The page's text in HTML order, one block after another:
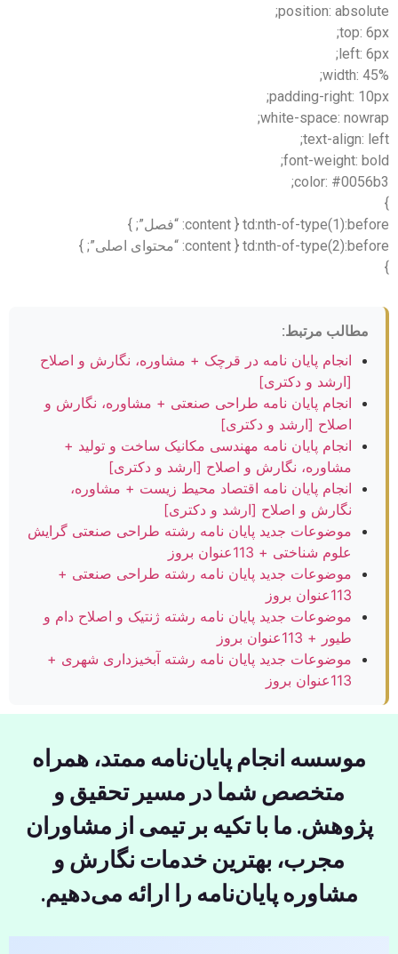
position: absolute;
top: 6px;
left: 6px;
width: 45%;
padding-right: 10px;
white-space: nowrap;
text-align: left;
font-weight: bold;
color: #0056b3;
}
td:nth-of-type(1):before { content: “فصل”; }
td:nth-of-type(2):before { content: “محتوای اصلی”; }
}
مطالب مرتبط:
انجام پایان نامه در قرچک + مشاوره، نگارش و اصلاح
[ارشد و دکتری]
انجام پایان نامه طراحی صنعتی + مشاوره، نگارش و
اصلاح [ارشد و دکتری]
انجام پایان نامه مهندسی مکانیک ساخت و تولید +
مشاوره، نگارش و اصلاح [ارشد و دکتری]
انجام پایان نامه اقتصاد محیط زیست + مشاوره،
نگارش و اصلاح [ارشد و دکتری]
موضوعات جدید پایان نامه رشته طراحی صنعتی گرایش
علوم شناختی + 113عنوان بروز
موضوعات جدید پایان نامه رشته طراحی صنعتی +
113عنوان بروز
موضوعات جدید پایان نامه رشته ژنتیک و اصلاح دام و
طیور + 113عنوان بروز
موضوعات جدید پایان نامه رشته آبخیزداری شهری +
113عنوان بروز
موسسه انجام پایان‌نامه ممتد، همراه
متخصص شما در مسیر تحقیق و
پژوهش. ما با تکیه بر تیمی از مشاوران
مجرب، بهترین خدمات نگارش و
مشاوره پایان‌نامه را ارائه می‌دهیم.